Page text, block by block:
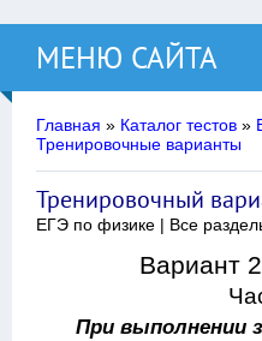
МЕНЮ САЙТА
Главная » Каталог тестов »
Тренировочные варианты
Тренировочный
ЕГЭ по физике | Все
Вариант
При выполнении